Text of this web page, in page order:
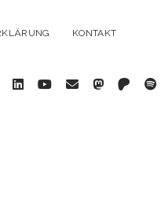
KONTAKT
linkedinyoutube
emailmastodon